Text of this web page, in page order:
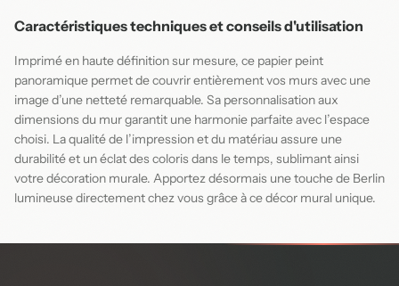
Caractéristiques techniques et conseils d'utilisation
Imprimé en haute définition sur mesure, ce papier peint
panoramique permet de couvrir entièrement vos murs avec une
image d’une netteté remarquable. Sa personnalisation aux
dimensions du mur garantit une harmonie parfaite avec l’espace
choisi. La qualité de l’impression et du matériau assure une
durabilité et un éclat des coloris dans le temps, sublimant ainsi
votre décoration murale. Apportez désormais une touche de Berlin
lumineuse directement chez vous grâce à ce décor mural unique.